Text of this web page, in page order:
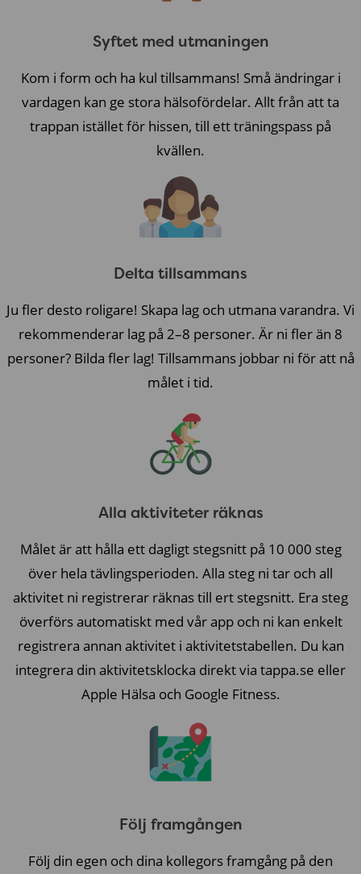
Syftet med utmaningen
Kom i form och ha kul tillsammans! Små ändringar i
vardagen kan ge stora hälsofördelar. Allt från att ta
trappan istället för hissen, till ett träningspass på
kvällen.
Delta tillsammans
Ju fler desto roligare! Skapa lag och utmana varandra. Vi
rekommenderar lag på 2–8 personer. Är ni fler än 8
personer? Bilda fler lag! Tillsammans jobbar ni för att nå
målet i tid.
Alla aktiviteter räknas
Målet är att hålla ett dagligt stegsnitt på 10 000 steg
över hela tävlingsperioden. Alla steg ni tar och all
aktivitet ni registrerar räknas till ert stegsnitt. Era steg
överförs automatiskt med vår app och ni kan enkelt
registrera annan aktivitet i aktivitetstabellen. Du kan
integrera din aktivitetsklocka direkt via tappa.se eller
Apple Hälsa och Google Fitness.
Följ framgången
Följ din egen och dina kollegors framgång på den